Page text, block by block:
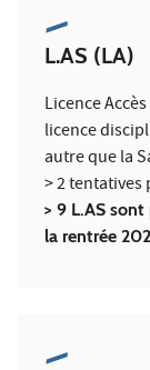
L.AS (LA)
Licence
licence
autre que la
> 2 tentatives
> 9 L.AS
la rentrée